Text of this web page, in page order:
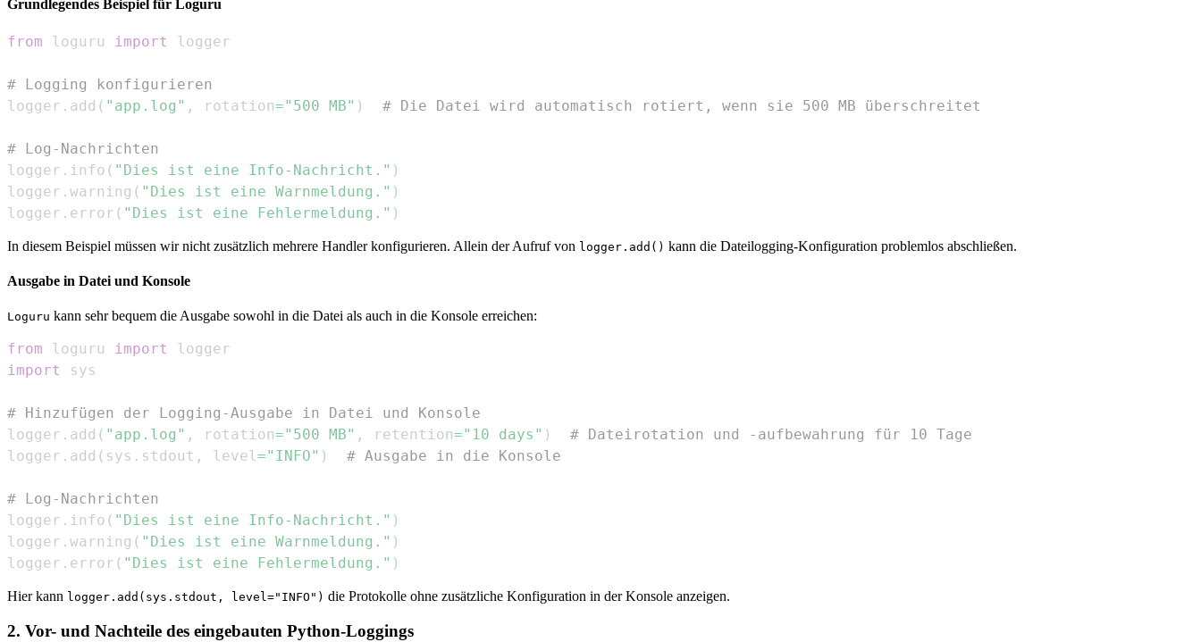
Grundlegendes Beispiel für Loguru
from loguru import
# Logging konfigurieren
logger . add ( "app.log" , rotation="500 MB" ) # Die Datei wird automatisch rotiert, wenn sie 500 MB überschreitet
# Log-Nachrichten
logger . info ( "Dies ist eine Info-Nachricht." )
logger . warning ( "Dies ist eine Warnmeldung." )
logger . error ( "Dies ist eine Fehlermeldung." )
In diesem Beispiel müssen wir nicht zusätzlich mehrere Handler konfigurieren. Allein der Aufruf von logger.add() kann die Dateilogging-Konfiguration problemlos abschließen.
Ausgabe in Datei und Konsole
Loguru kann sehr bequem die Ausgabe sowohl in die Datei als auch in die Konsole erreichen:
from loguru import
import
# Hinzufügen der Logging-Ausgabe in Datei und Konsole
logger . add ( "app.log" , rotation="500 MB" , retention="10 days" )
# Dateirotation und -aufbewahrung für 10 Tage
logger . add ( sys . stdout , level="INFO" ) # Ausgabe in die Konsole
# Log-Nachrichten
logger . info ( "Dies ist eine Info-Nachricht." )
logger . warning ( "Dies ist eine Warnmeldung." )
logger . error ( "Dies ist eine Fehlermeldung." )
Hier kann logger.add(sys.stdout, level="INFO") die Protokolle ohne zusätzliche Konfiguration in der Konsole anzeigen.
2. Vor- und Nachteile des eingebauten Python-Loggings